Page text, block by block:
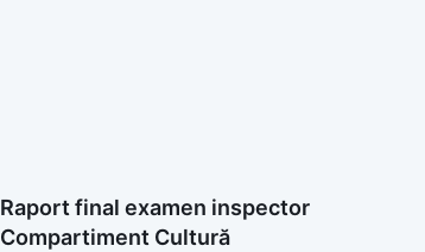
Raport final examen inspector
Compartiment Cultură